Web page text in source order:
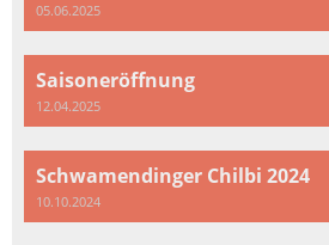
05.06.2025
Saisoneröffnung
12.04.2025
Schwamendinger Chilbi 2024
10.10.2024